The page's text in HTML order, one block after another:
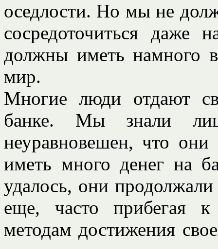
оседлости. Но мы не
сосредоточиться
должны иметь намного
мир.
Многие люди отдают
банке. Мы знали
неуравновешен, что
иметь много денег на
удалось, они
еще, часто прибегая
методам достижения